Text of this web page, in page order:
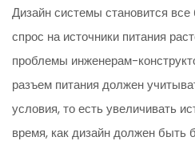
Дизайн системы становится
спрос на источники питания
проблемы инженерам-
разъем питания должен
условия, то есть увеличивать
время, как дизайн должен быть